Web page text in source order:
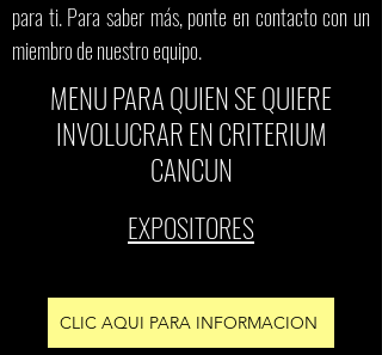
para ti. Para saber más, ponte en contacto con un
miembro de nuestro equipo.
MENU PARA QUIEN SE QUIERE
INVOLUCRAR EN CRITERIUM
CANCUN
EXPOSITORES
CLIC AQUI PARA INFORMACION